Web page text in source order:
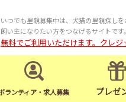
いつでも里親募集中は、犬猫の里親探しを
飼い主になりたい方をつなげるサイトです。
無料でご利用いただけます。クレ
ランティア・求人募集 プレゼ